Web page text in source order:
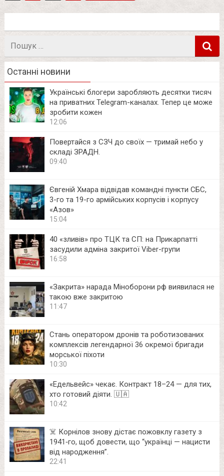
Пошук
Останні новини
Українські блогери заробляють десятки тисяч
на приватних Telegram-каналах. Тепер це може
зробити кожен
12:06
Повертайся з СЗЧ до своїх — тримай небо у
складі ЗРАДН.
09:40
Євгеній Хмара відвідав командні пункти СБС,
3-го та 19-го армійських корпусів і корпусу
«Азов»
15:04
40 «зливів» про ТЦК та СП: на Прикарпатті
засудили адміна закритої Viber-групи
16:58
«Закрита» нарада Міноборони рф виявилася не
такою вже закритою
11:47
Стань оператором дронів та роботизованих
комплексів легендарної 36 окремої бригади
морської піхоти
10:30
«Едельвейс» чекає. Контракт 18–24 — для тих,
хто готовий діяти. 🇺🇦
10:42
☠️ Корнілов знову дістає пожовклу газету з
1941‑го, щоб довести, що “українці — нацисти
від народження”.
22:41